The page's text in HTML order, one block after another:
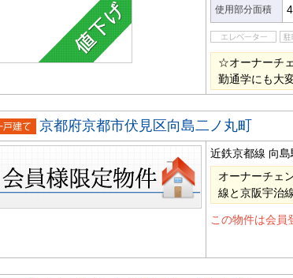
使用部分面積
☆オーナーチ
勤通学にも大
建て
京都府京都市伏見区向島二ノ丸町
近鉄京都線 向島
オーナーチェ
線と京阪宇治
この物件は会員